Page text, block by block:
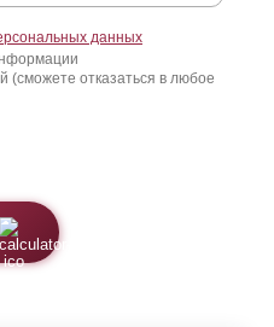
данных
(сможете отказаться в любое